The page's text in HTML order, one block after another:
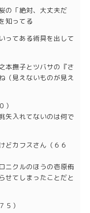
の「絶対、大丈夫だ
知ってる
ってある術具を出して
本撫子とツバサの『さ
（見えないものが見え
）
矢入れてないのは何で
どカフスさん（６６
ニクルのほうの壱原侑
せてしまったことだと
５）